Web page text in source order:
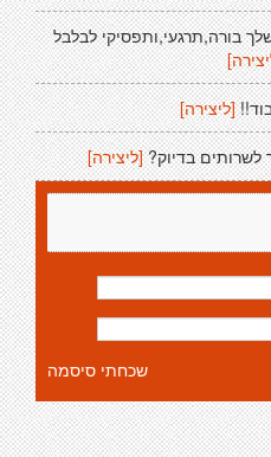
בורה,תרגעי,ותפסיקי לבלבל
[ליצירה]
בדיוק? [ליצירה]
שכחתי סיסמה